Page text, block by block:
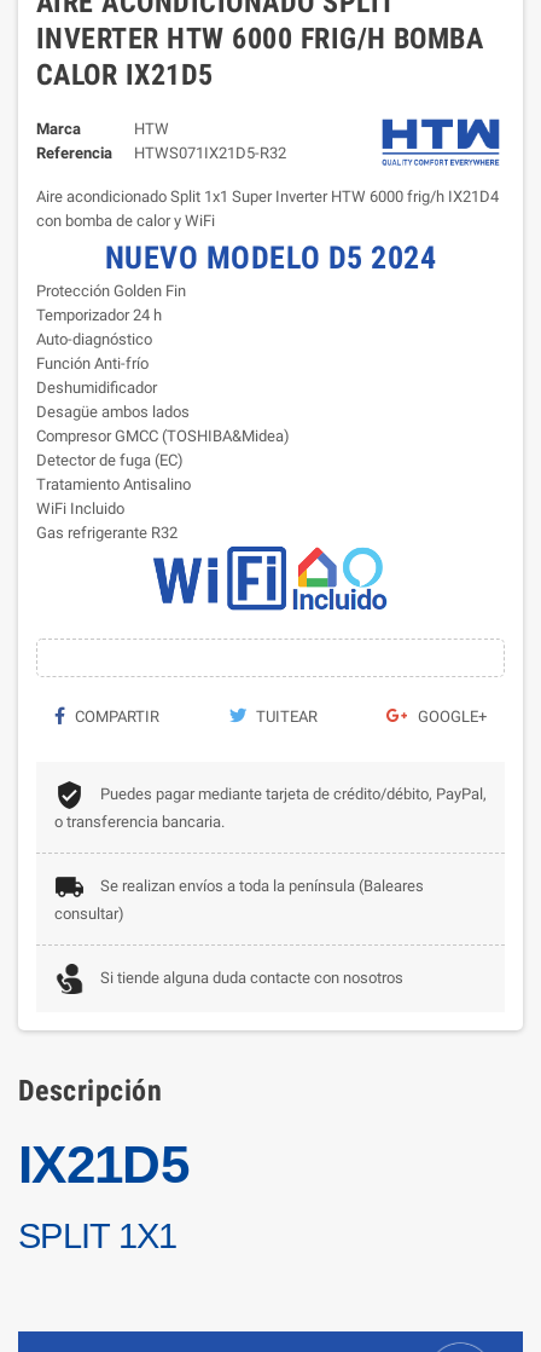
INVERTER HTW 6000 FRIG/H BOMBA
CALOR IX21D5
Marca
HTW
Referencia
HTWS071IX21D5-R32
Aire acondicionado Split 1x1 Super Inverter HTW 6000 frig/h IX21D4
con bomba de calor y WiFi
NUEVO MODELO D5 2024
Protección Golden Fin
Temporizador 24 h
Auto-diagnóstico
Función Anti-frío
Deshumidificador
Desagüe ambos lados
Compresor GMCC (TOSHIBA&Midea)
Detector de fuga (EC)
Tratamiento Antisalino
WiFi Incluido
Gas refrigerante R32
COMPARTIR TUITEAR GOOGLE+
Puedes pagar mediante tarjeta de crédito/débito, PayPal,
o transferencia bancaria.
Se realizan envíos a toda la península (Baleares
consultar)
Si tiende alguna duda contacte con nosotros
Descripción
IX21D5
SPLIT 1X1